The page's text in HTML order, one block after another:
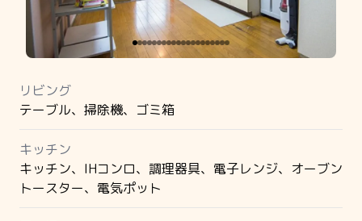
リビング
テーブル、掃除機、ゴミ箱
キッチン
キッチン、IHコンロ、調理器具、電子レンジ、オーブン
トースター、電気ポット